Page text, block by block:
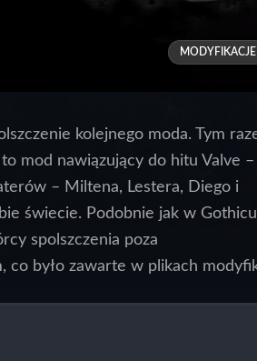
MODYFIKACJE
kolejnego moda. Tym
to mod nawiązujący do hitu Valve –
– Miltena, Lestera, Diego i
świecie. Podobnie jak w
spolszczenia poza
co było zawarte w plikach